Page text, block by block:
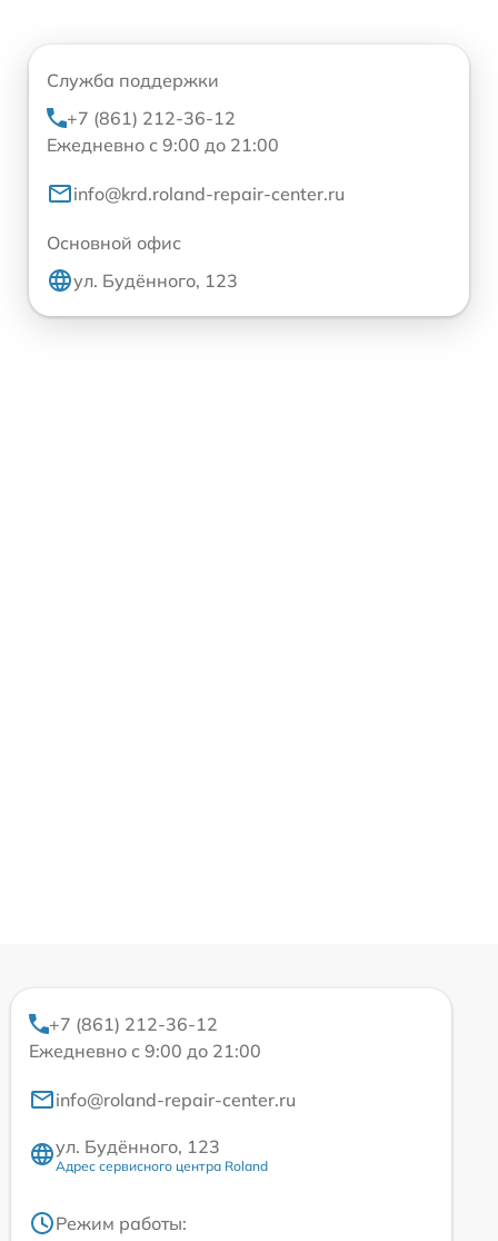
Служба поддержки
+7 (861) 212-36-12
Ежедневно с 9:00 до 21:00
info@krd.roland-repair-center.ru
Основной офис
ул. Будённого, 123
+7 (861) 212-36-12
Ежедневно с 9:00 до 21:00
info@roland-repair-center.ru
ул. Будённого, 123
Адрес сервисного центра Roland
Режим работы: